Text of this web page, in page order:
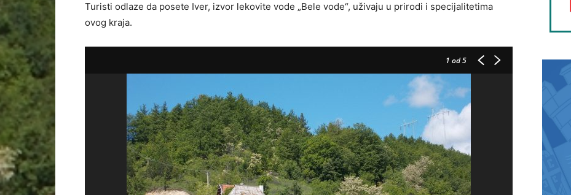
Turisti odlaze da posete Iver, izvor lekovite vode „Bele vode“, uživaju u prirodi i specijalitetima
ovog kraja.
1 od 5